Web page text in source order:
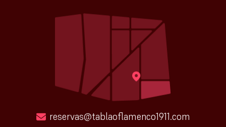
reservas@tablaoflamenco1911.com